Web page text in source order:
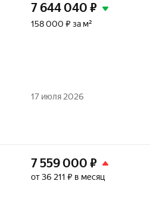
7 644 040 ₽
158 000 ₽ за м²
17 июля 2026
7 559 000 ₽
от 36 211 ₽ в месяц